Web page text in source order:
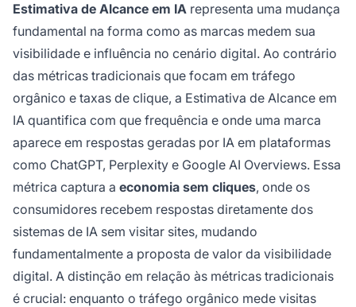
tradicionais de tráfego na economia sem
cliques.
Estimativa de Alcance em IA representa uma mudança
fundamental na forma como as marcas medem sua
visibilidade e influência no cenário digital. Ao contrário
das métricas tradicionais que focam em tráfego
orgânico e taxas de clique, a Estimativa de Alcance em
IA quantifica com que frequência e onde uma marca
aparece em respostas geradas por IA em plataformas
como ChatGPT, Perplexity e Google AI Overviews. Essa
métrica captura a economia sem cliques, onde os
consumidores recebem respostas diretamente dos
sistemas de IA sem visitar sites, mudando
fundamentalmente a proposta de valor da visibilidade
digital. A distinção em relação às métricas tradicionais
é crucial: enquanto o tráfego orgânico mede visitas